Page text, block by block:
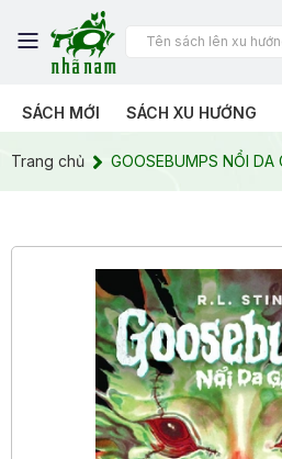
SÁCH MỚI SÁCH XU HƯỚNG
Trang chủ GOOSEBUMPS NỔI